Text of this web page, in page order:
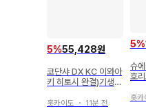
게임, DVD 등의 특전품은
우 본체만 해당됩니다. 또한
된다는 기재가 없는 경우 특
5%55,428원
코단샤 DX KC 이와아
키 히토시 완결)기생수
홋카이도 ・ 11분 전
5%
슈
호
42
홋카